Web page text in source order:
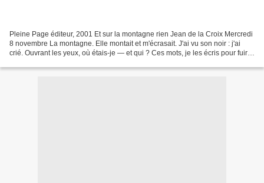
Pleine Page éditeur, 2001 Et sur la montagne rien Jean de la Croix Mercredi
8 novembre La montagne. Elle montait et m'écrasait. J'ai vu son noir : j'ai
crié. Ouvrant les yeux, où étais-je — et qui ? Ces mots, je les écris pour fuir